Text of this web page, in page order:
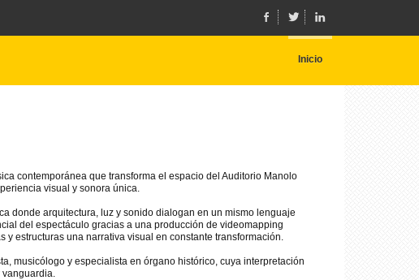
Inicio
contemporánea que transforma el espacio del Auditorio Manolo
visual y sonora única.
donde arquitectura, luz y sonido dialogan en un mismo lenguaje
del espectáculo gracias a una producción de videomapping
estructuras una narrativa visual en constante transformación.
musicólogo y especialista en órgano histórico, cuya interpretación